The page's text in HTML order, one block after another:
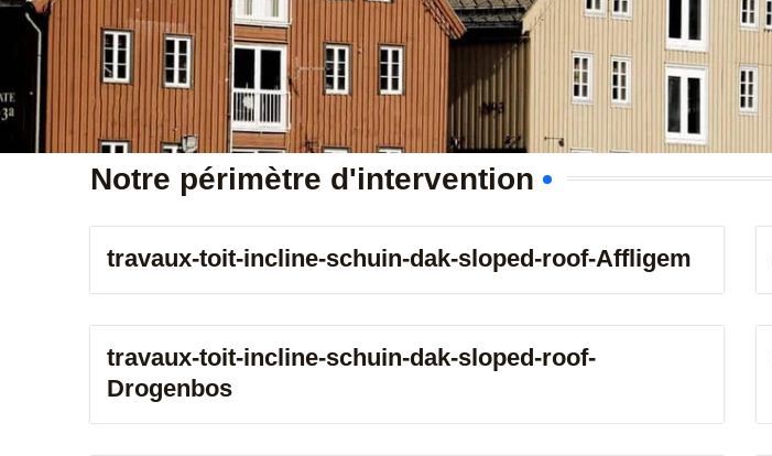
m
r
Notre périmètre d'intervention
travaux-toit-incline-schuin-dak-sloped-roof-Affligem
travaux-toit-incline-schuin-dak-sloped-roof-
Drogenbos